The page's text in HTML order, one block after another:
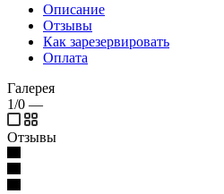
Описание
Отзывы
Как зарезервировать
Оплата
Галерея
1/0 —
Отзывы